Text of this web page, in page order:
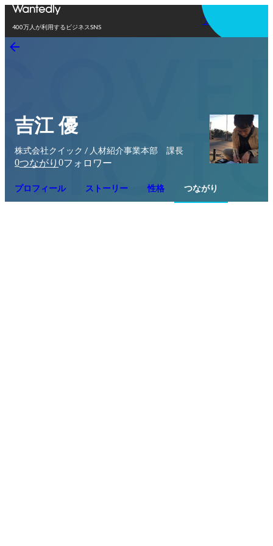
400万人が利用するビジネスSNS
アプリを使う
吉江 優
株式会社クイック / 人材紹介事業本部 課長
0つながり 0フォロワー
プロフィール ストーリー 性格 つながり